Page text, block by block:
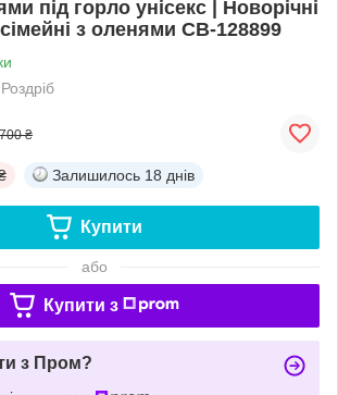
під горло унісекс | Новорічні
з оленями СВ-128899
Роздріб
₴
Залишилось 18 днів
Купити
або
Купити з
з Пром?